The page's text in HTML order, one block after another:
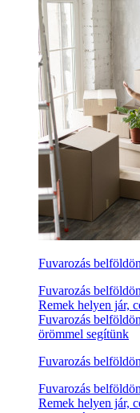
Fuvarozás
Fuvarozás
Remek helyen jár,
Fuvarozás
örömmel segítünk
Fuvarozás
Fuvarozás
Remek helyen jár,